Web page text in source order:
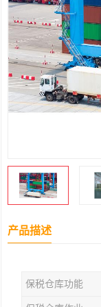
产品描述
保税仓库功能